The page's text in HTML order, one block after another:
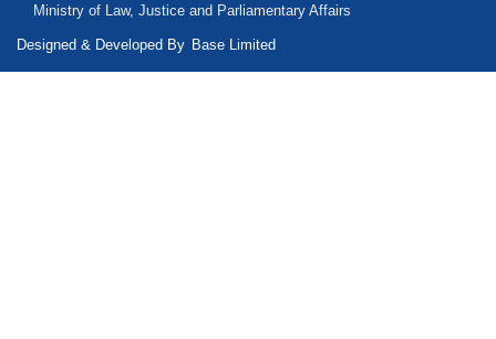
Ministry of Law, Justice and Parliamentary Affairs
Designed & Developed By Base Limited